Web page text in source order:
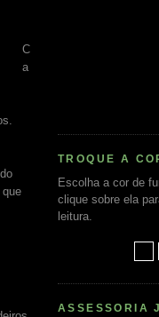
C
a
TROQUE A
Escolha a cor de
clique sobre ela
leitura.
ASSESSORIA